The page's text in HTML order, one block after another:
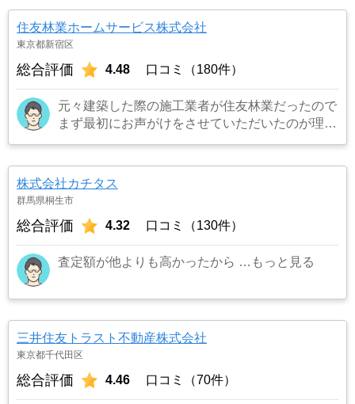
住友林業ホームサービス株式会社
東京都新宿区
総合評価 4.48 口コミ（180件）
元々建築した際の施工業者が住友林業だったので
まず最初にお声がけをさせていただいたのが理由
株式会社カチタス
群馬県桐生市
総合評価 4.32 口コミ（130件）
査定額が他よりも高かったから …もっと見る
三井住友トラスト不動産株式会社
東京都千代田区
総合評価 4.46 口コミ（70件）